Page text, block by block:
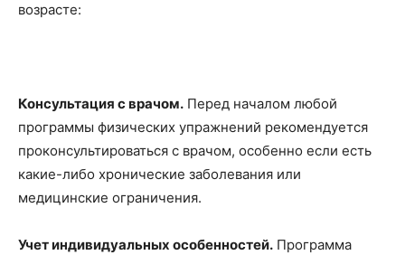
возрасте:
Консультация с врачом. Перед началом любой
программы физических упражнений рекомендуется
проконсультироваться с врачом, особенно если есть
какие-либо хронические заболевания или
медицинские ограничения.
Учет индивидуальных особенностей. Программа